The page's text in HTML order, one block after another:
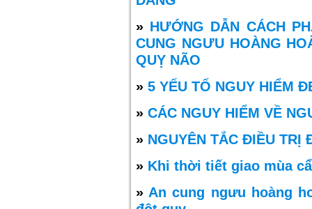
» HƯỚNG DẪN CÁCH
CUNG NGƯU HOÀNG
QUỴ NÃO
» 5 YẾU TỐ NGUY HIỂM
» CÁC NGUY HIỂM VỀ
» NGUYÊN TẮC ĐIỀU TRỊ
» Khi thời tiết giao mùa
» An cung ngưu hoàng